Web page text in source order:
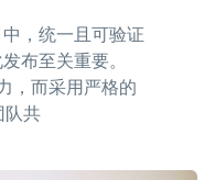
，统一且可验证
布至关重要。
，而采用严格的
队共